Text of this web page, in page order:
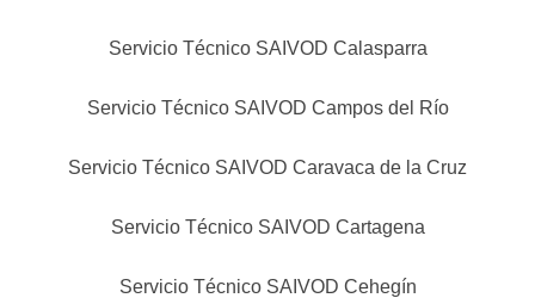
Servicio Técnico SAIVOD Calasparra
Servicio Técnico SAIVOD Campos del Río
Servicio Técnico SAIVOD Caravaca de la Cruz
Servicio Técnico SAIVOD Cartagena
Servicio Técnico SAIVOD Cehegín